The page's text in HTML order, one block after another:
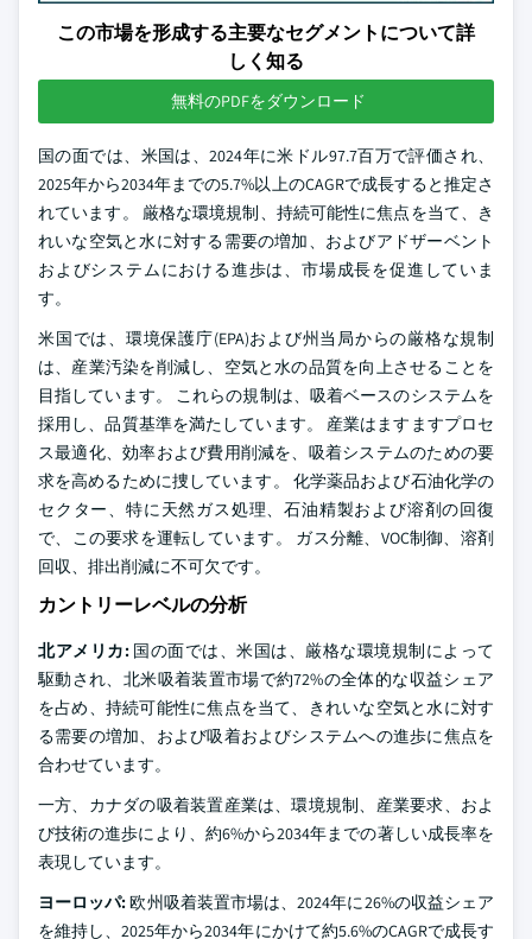
この市場を形成する主要なセグメントについて詳
しく知る
無料のPDFをダウンロード
国の面では、米国は、2024年に米ドル97.7百万で評価され、
2025年から2034年までの5.7%以上のCAGRで成長すると推定さ
れています。 厳格な環境規制、持続可能性に焦点を当て、き
れいな空気と水に対する需要の増加、およびアドザーベント
およびシステムにおける進歩は、市場成長を促進していま
す。
米国では、環境保護庁(EPA)および州当局からの厳格な規制
は、産業汚染を削減し、空気と水の品質を向上させることを
目指しています。 これらの規制は、吸着ベースのシステムを
採用し、品質基準を満たしています。 産業はますますプロセ
ス最適化、効率および費用削減を、吸着システムのための要
求を高めるために捜しています。 化学薬品および石油化学の
セクター、特に天然ガス処理、石油精製および溶剤の回復
で、この要求を運転しています。 ガス分離、VOC制御、溶剤
回収、排出削減に不可欠です。
カントリーレベルの分析
北アメリカ:国の面では、米国は、厳格な環境規制によって
駆動され、北米吸着装置市場で約72%の全体的な収益シェア
を占め、持続可能性に焦点を当て、きれいな空気と水に対す
る需要の増加、および吸着およびシステムへの進歩に焦点を
合わせています。
一方、カナダの吸着装置産業は、環境規制、産業要求、およ
び技術の進歩により、約6%から2034年までの著しい成長率を
表現しています。
ヨーロッパ:欧州吸着装置市場は、2024年に26%の収益シェア
を維持し、2025年から2034年にかけて約5.6%のCAGRで成長す